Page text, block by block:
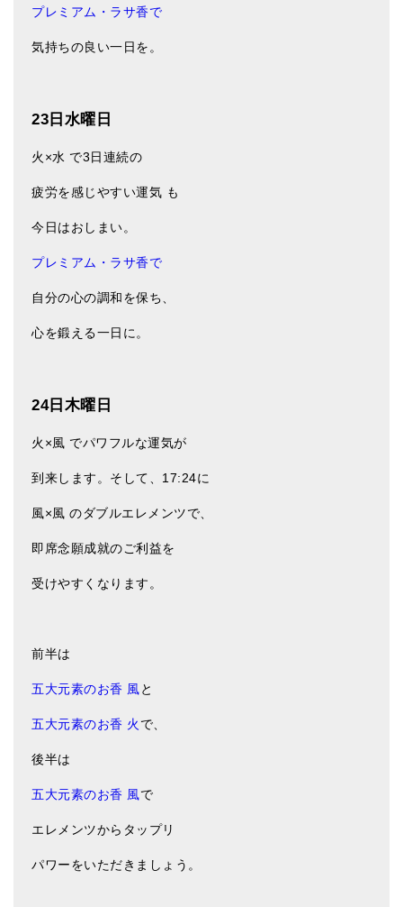
プレミアム・ラサ香で
気持ちの良い一日を。
23日水曜日
火×水 で3日連続の
疲労を感じやすい運気 も
今日はおしまい。
プレミアム・ラサ香で
自分の心の調和を保ち、
心を鍛える一日に。
24日木曜日
火×風 でパワフルな運気が
到来します。そして、17:24に
風×風 のダブルエレメンツで、
即席念願成就のご利益を
受けやすくなります。
前半は
五大元素のお香 風と
五大元素のお香 火 で、
後半は
五大元素のお香 風で
エレメンツからタップリ
パワーをいただきましょう。